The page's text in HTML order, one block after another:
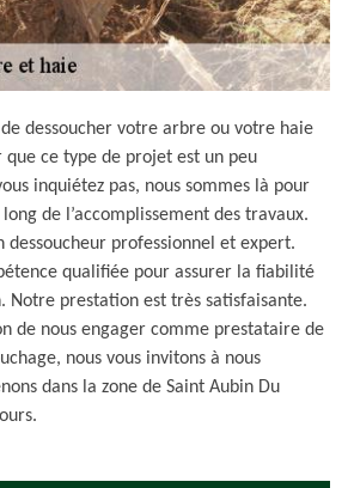
dessoucher votre arbre ou votre haie
que ce type de projet est un peu
inquiétez pas, nous sommes là pour
de l’accomplissement des travaux.
dessoucheur professionnel et expert.
qualifiée pour assurer la fiabilité
Notre prestation est très satisfaisante.
de nous engager comme prestataire de
nous vous invitons à nous
dans la zone de Saint Aubin Du